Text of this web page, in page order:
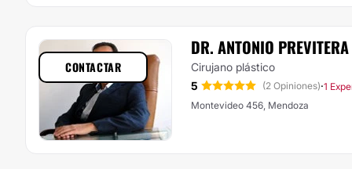
DR. ANTONIO PREVITERA
Cirujano plástico
5
(2 Opiniones)·1
Montevideo 456, Mendoza
CONTACTAR